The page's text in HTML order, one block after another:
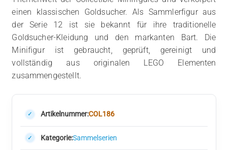
einen klassischen Goldsucher. Als Sammlerfigur aus
der Serie 12 ist sie bekannt für ihre traditionelle
Goldsucher-Kleidung und den markanten Bart. Die
Minifigur ist gebraucht, geprüft, gereinigt und
vollständig aus originalen LEGO Elementen
zusammengestellt.
Artikelnummer:COL186
Kategorie:Sammelserien